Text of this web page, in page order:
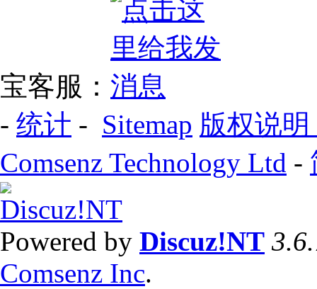
宝客服：
- 统计 - Sitemap 版权说明
Comsenz Technology Ltd -
Powered by Discuz!NT
Comsenz Inc.